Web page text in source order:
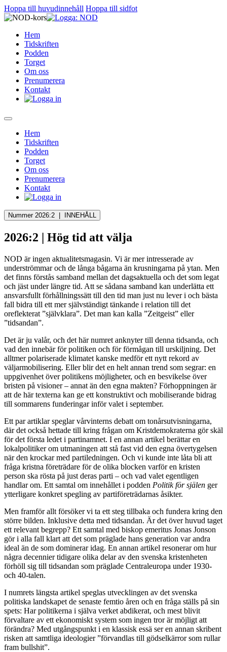
Hoppa till huvudinnehåll Hoppa till sidfot
Hem
Tidskriften
Podden
Torget
Om oss
Prenumerera
Kontakt
Hem
Tidskriften
Podden
Torget
Om oss
Prenumerera
Kontakt
Nummer 2026:2 | INNEHÅLL
2026:2 | Hög tid att välja
NOD är ingen aktualitetsmagasin. Vi är mer intresserade av
underströmmar och de långa bågarna än krusningarna på ytan. Men
det finns förstås samband mellan det dagsaktuella och det som legat
och jäst under längre tid. Att se sådana samband kan underlätta ett
ansvarsfullt förhållningssätt till den tid man just nu lever i och bästa
fall bidra till ett mer självständigt tänkande i relation till det
oreflekterat ”självklara”. Det man kan kalla ”Zeitgeist” eller
”tidsandan”.
Det är ju valår, och det här numret anknyter till denna tidsanda, och
vad den innebär för politiken och för förmågan till urskiljning. Det
alltmer polariserade klimatet kanske medför ett nytt rekord av
väljarmobilisering. Eller blir det en helt annan trend som segrar: en
uppgivenhet över politikens möjligheter, och en besvikelse över
bristen på visioner – annat än den egna makten? Förhoppningen är
att de här texterna kan ge ett konstruktivt och mobiliserande bidrag
till sommarens funderingar inför valet i september.
Ett par artiklar speglar vårvinterns debatt om tonårsutvisningarna,
där det också hettade till kring frågan om Kristdemokraterna gör skäl
för det första ledet i parti­namnet. I en annan artikel berättar en
lokalpolitiker om utmaningen att stå fast vid den egna övertygelsen
när den krockar med partiledningen. Och vi kunde inte låta bli att
fråga kristna företrädare för de olika blocken varför en kristen
person ska rösta på just deras parti – och vad valet egentligen
handlar om. Ett samtal om innehållet i podden Politik för själen ger
ytterligare konkret spegling av partiföreträdarnas åsikter.
Men framför allt försöker vi ta ett steg tillbaka och fundera kring den
större bilden. Inklusive detta med tidsandan. Är det över huvud taget
ett relevant begrepp? Ett samtal med biskop emeritus Jonas Jonson
gör i alla fall klart att det som präglade hans generation var andra
ideal än de som dominerar idag. En annan artikel resonerar om hur
några decennier tidigare olika delar av den svenska kristenheten
förhöll sig till tidsandan som präglade Centraleuropa under 1930-
och 40-talen.
I numrets längsta artikel speglas utvecklingen av det svenska
politiska landskapet de senaste femtio åren och en fråga ställs på sin
spets: Har politikerna i själva verket abdikerat, och mest blivit
förvaltare av ett ekonomiskt system som ingen tror är möjligt att
förändra? Med utgångspunkt i en klassisk essä ser en annan skribent
risken att samtliga ideologier ”förvandlas till gödselkärror som rullar
fram bullshit”.